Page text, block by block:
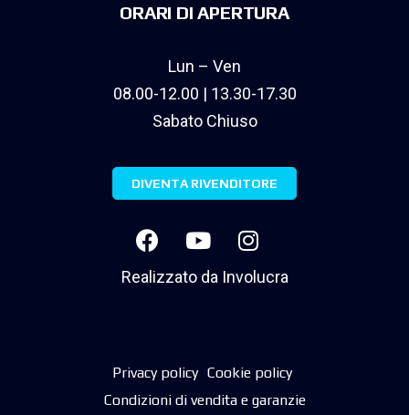
ORARI DI APERTURA
Lun – Ven
08.00-12.00 | 13.30-17.30
Sabato Chiuso
DIVENTA RIVENDITORE
Realizzato da Involucra
Privacy policy Cookie policy
Condizioni di vendita e garanzie